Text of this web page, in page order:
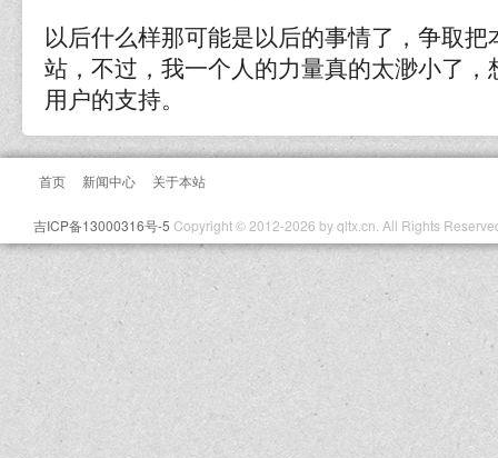
以后什么样那可能是以后的事情了，争取
站，不过，我一个人的力量真的太渺小了
用户的支持。
首页 新闻中心 关于本站
吉ICP备13000316号-5 Copyright © 2012-2026 by qltx.cn. All Rights